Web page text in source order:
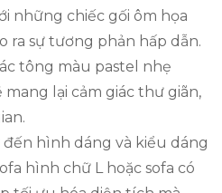
những chiếc gối ôm họa
ra sự tương phản hấp dẫn.
tông màu pastel nhẹ
lại cảm giác thư giãn,
hình dáng và kiểu dáng
hình chữ L hoặc sofa có